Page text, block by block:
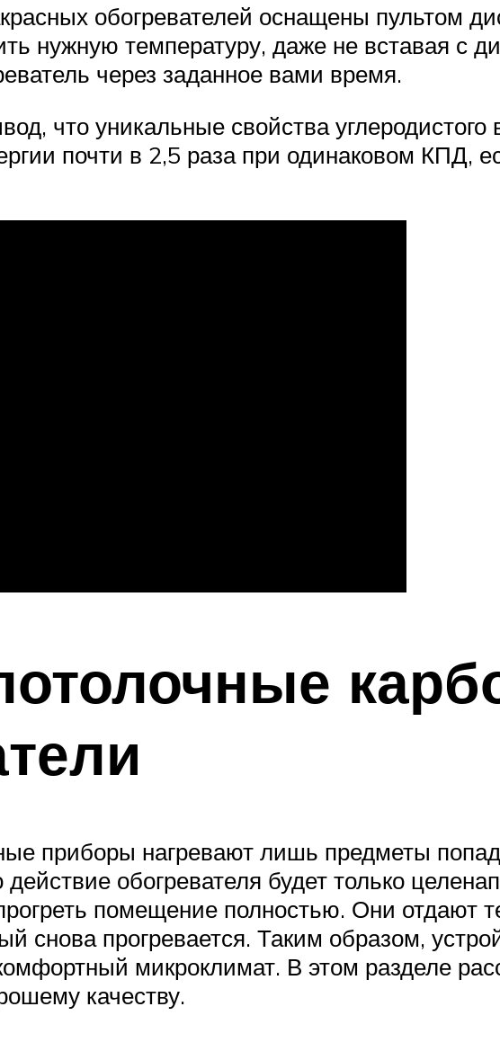
обогревателей оснащены пультом
нужную температуру, даже не вставая с
через заданное вами время.
что уникальные свойства углеродистого
почти в 2,5 раза при одинаковом КПД,
приборы нагревают лишь предметы
действие обогревателя будет только
помещение полностью. Они отдают
снова прогревается. Таким образом,
микроклимат. В этом разделе
качеству.